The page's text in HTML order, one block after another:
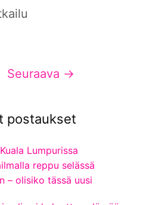
Seuraava →
postaukset
Lumpurissa
reppu selässä
– olisiko tässä uusi